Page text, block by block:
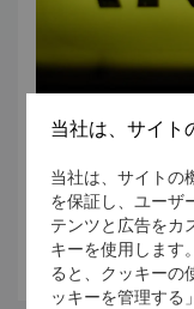
現地のメーター制
ルよりご利用いた
ビスの場合は、空
には各
当社は、サイト
当社は、サイトの
を保証し、ユーザ
テンツと広告をカ
キーを使用します
ると、クッキーの
ッキーを管理する